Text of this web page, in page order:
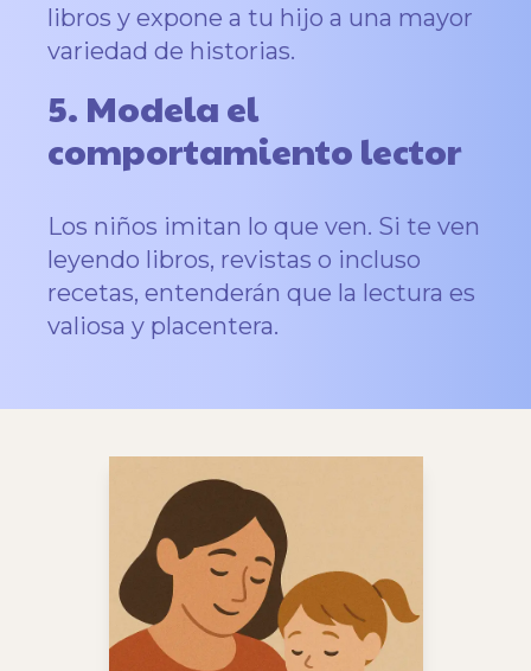
libros y expone a tu hijo a una mayor
variedad de historias.
5. Modela el
comportamiento lector
Los niños imitan lo que ven. Si te ven
leyendo libros, revistas o incluso
recetas, entenderán que la lectura es
valiosa y placentera.